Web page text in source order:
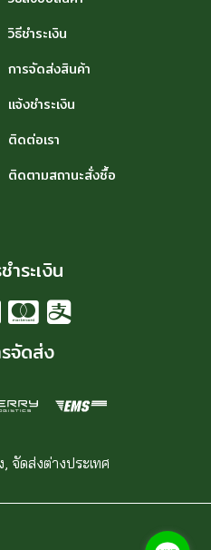
วิธีชำระเงิน
การจัดส่งสินค้า
แจ้งชำระเงิน
ติดต่อเรา
ติดตามสถานะสั่งซื้อ
ำระเงิน
จัดส่ง
จัดส่งต่างประเทศ